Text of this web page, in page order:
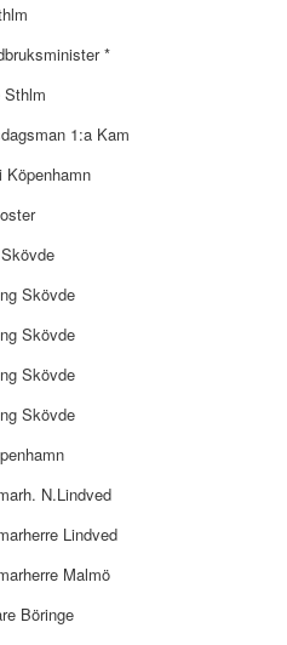
*
Sthlm
1:a Kam
Köpenhamn
Skövde
Skövde
Skövde
Skövde
N.Lindved
Lindved
Malmö
Böringe